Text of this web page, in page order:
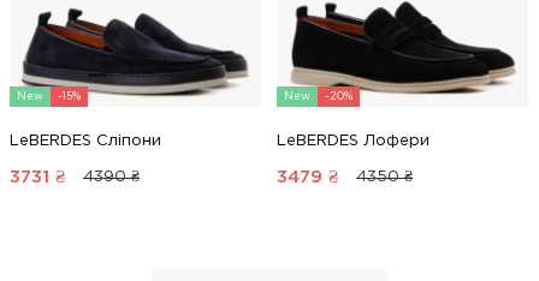
New -15%
LeBERDES Сліпони
3731 ₴ 4390 ₴
New -20%
LeBERDES Лофери
3479 ₴ 4350 ₴